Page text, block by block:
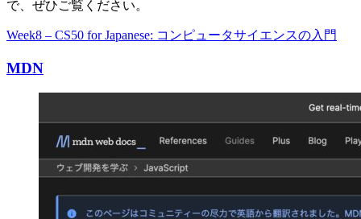
で、ぜひご覧ください。
Week8 – CS50 for Japanese: コンピュータサイエンスの入門
MDN